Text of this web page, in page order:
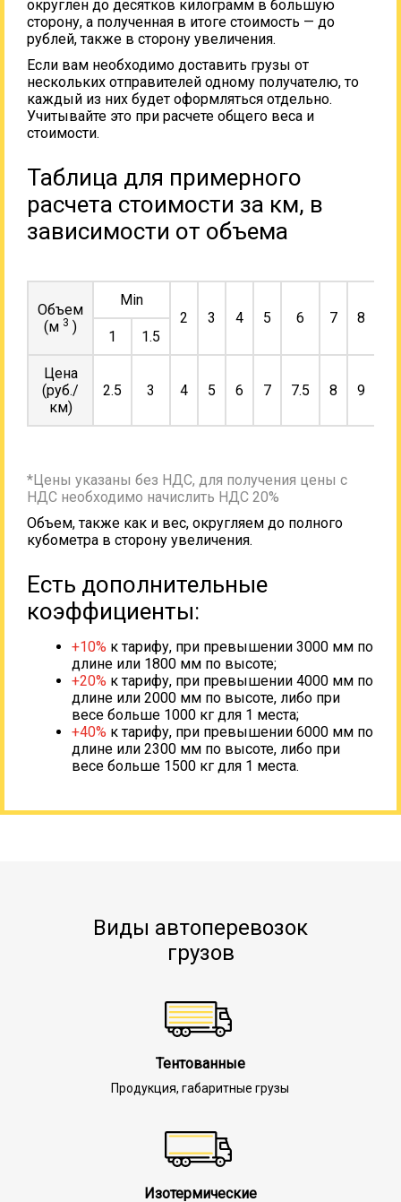
округлен до десятков килограмм в большую
сторону, а полученная в итоге стоимость — до
рублей, также в сторону увеличения.
Если вам необходимо доставить грузы от
нескольких отправителей одному получателю, то
каждый из них будет оформляться отдельно.
Учитывайте это при расчете общего веса и
стоимости.
Таблица для примерного
расчета стоимости за км, в
зависимости от объема
Объем
(м 3 )
Min
2
3 4 5 6 7 8
1
1.5
Цена
(руб./
км)
2.5 3 4 5 6 7 7.5 8 9
*Цены указаны без НДС, для получения цены с
НДС необходимо начислить НДС 20%
Объем, также как и вес, округляем до полного
кубометра в сторону увеличения.
Есть дополнительные
коэффициенты:
+10% к тарифу, при превышении 3000 мм по
длине или 1800 мм по высоте;
+20% к тарифу, при превышении 4000 мм по
длине или 2000 мм по высоте, либо при
весе больше 1000 кг для 1 места;
+40% к тарифу, при превышении 6000 мм по
длине или 2300 мм по высоте, либо при
весе больше 1500 кг для 1 места.
Виды автоперевозок
грузов
Тентованные
Продукция, габаритные грузы
Изотермические